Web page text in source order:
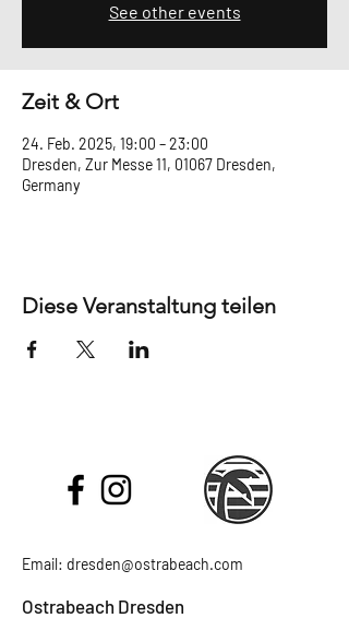
See other events
Zeit & Ort
24. Feb. 2025, 19:00 – 23:00
Dresden, Zur Messe 11, 01067 Dresden,
Germany
Diese Veranstaltung teilen
Email: dresden@ostrabeach.com
Ostrabeach Dresden